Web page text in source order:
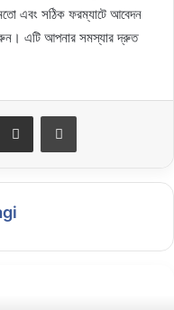
এবং সঠিক ফরম্যাটে আবেদন
এটি আপনার সমস্যার দ্রুত
Share via Email Print